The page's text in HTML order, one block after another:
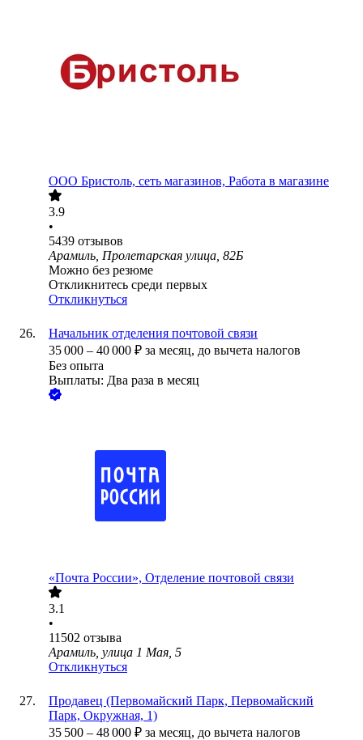
ООО Бристоль, сеть магазинов, Работа в магазине
3.9
•
5439 отзывов
Арамиль, Пролетарская улица, 82Б
Можно без резюме
Откликнитесь среди первых
Откликнуться
Начальник отделения почтовой связи
35 000 – 40 000 ₽ за месяц, до вычета налогов
Без опыта
Выплаты: Два раза в месяц
«Почта России», Отделение почтовой связи
3.1
•
11502 отзыва
Арамиль, улица 1 Мая, 5
Откликнуться
Продавец (Первомайский Парк, Первомайский
Парк, Окружная, 1)
35 500 – 48 000 ₽ за месяц, до вычета налогов